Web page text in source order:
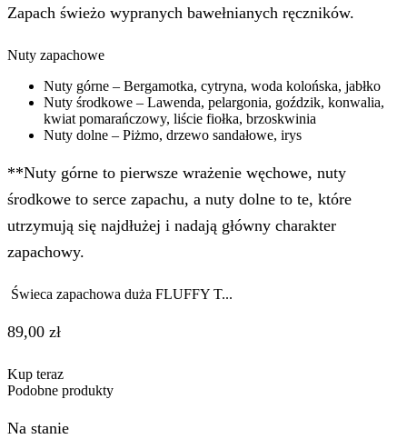
Zapach świeżo wypranych bawełnianych ręczników.
Nuty zapachowe
Nuty górne – Bergamotka, cytryna, woda kolońska, jabłko
Nuty środkowe – Lawenda, pelargonia, goździk, konwalia,
kwiat pomarańczowy, liście fiołka, brzoskwinia
Nuty dolne – Piżmo, drzewo sandałowe, irys
**Nuty górne to pierwsze wrażenie węchowe, nuty
środkowe to serce zapachu, a nuty dolne to te, które
utrzymują się najdłużej i nadają główny charakter
zapachowy.
Świeca zapachowa duża FLUFFY T...
89,00 zł
Kup teraz
Podobne produkty
Na stanie